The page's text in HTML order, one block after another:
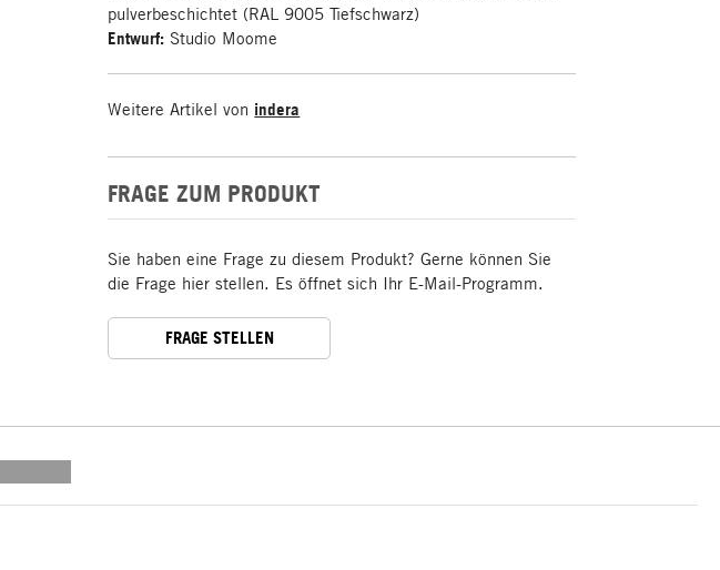
pulverbeschichtet (RAL 9005 Tiefschwarz)
Entwurf: Studio Moome
Weitere Artikel von indera
FRAGE ZUM PRODUKT
Sie haben eine Frage zu diesem Produkt? Gerne können Sie
die Frage hier stellen. Es öffnet sich Ihr E-Mail-Programm.
FRAGE STELLEN